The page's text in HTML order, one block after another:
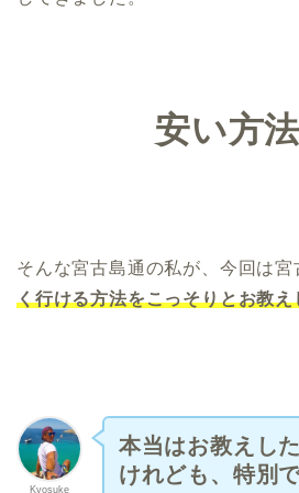
安い方
そんな宮古島通の私が、今回は宮
く行ける方法をこっそりとお教
Kyosuke
本当はお教えし
けれども、特別で